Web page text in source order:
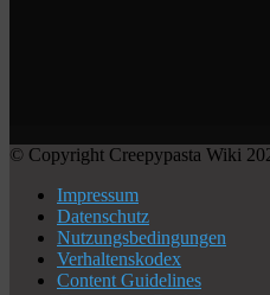
© Copyright Creepypasta Wiki
Impressum
Datenschutz
Nutzungsbedingungen
Verhaltenskodex
Content Guidelines